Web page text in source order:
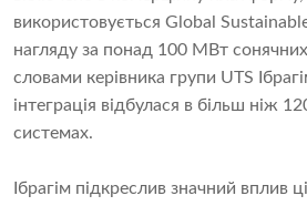
використовується Global
нагляду за понад 100 МВт
словами керівника групи UTS
інтеграція відбулася в більш ніж
системах.
Ібрагім підкреслив значний вплив